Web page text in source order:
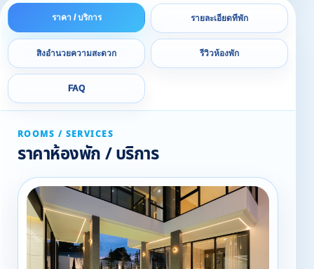
ราคา / บริการ รายละเอียดที่พัก
สิ่งอำนวยความสะดวก รีวิวห้องพัก
FAQ
ROOMS / SERVICES
ราคาห้องพัก / บริการ